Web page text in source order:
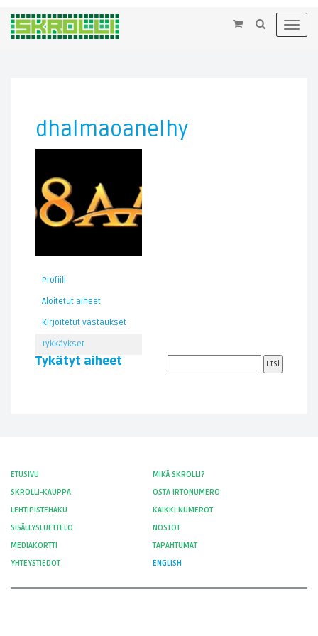
×
dhalmaoanelhy
Profiili
Aloitetut aiheet
Kirjoitetut vastaukset
Tykkäykset
Tykätyt aiheet
ETUSIVU
MIKÄ SKROLLI?
SKROLLI-KAUPPA
OSTA IRTONUMERO
LEHTIPISTEHAKU
KAIKKI NUMEROT
SISÄLLYSLUETTELO
NOSTOT
MEDIAKORTTI
TAPAHTUMAT
YHTEYSTIEDOT
ENGLISH